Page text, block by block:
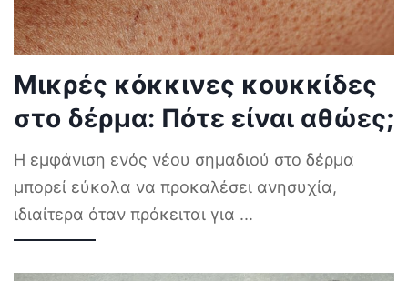
Μικρές κόκκινες κουκκίδες
στο δέρμα: Πότε είναι αθώες;
Η εμφάνιση ενός νέου σημαδιού στο δέρμα
μπορεί εύκολα να προκαλέσει ανησυχία,
ιδιαίτερα όταν πρόκειται για ...